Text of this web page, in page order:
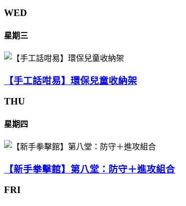
WED
星期三
【手工話咁易】環保兒童收納架
THU
星期四
【新手拳擊館】第八堂：防守＋進攻組合
FRI